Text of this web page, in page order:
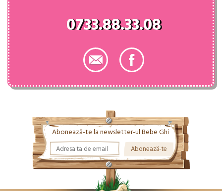
0733.88.33.08
Abonează-te la newsletter-ul Bebe Ghi